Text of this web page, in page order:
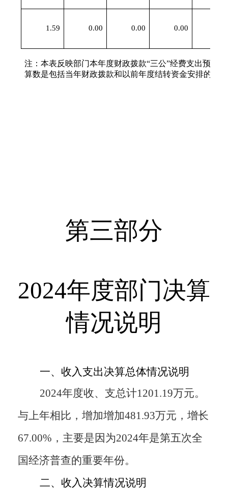
1.59 0.00 0.00 0.00
注：本表反映部门本年度财政拨款“三公”经费支出预决
算数是包括当年财政拨款和以前年度结转资金安排的实
第三部分
2024年度部门决算
情况说明
一、收入支出决算总体情况说明
2024年度收、支总计1201.19万元。
与上年相比，增加增加481.93万元，增长
67.00% ，主要是因为2024年是第五次全
国经济普查的重要年份。
二、收入决算情况说明